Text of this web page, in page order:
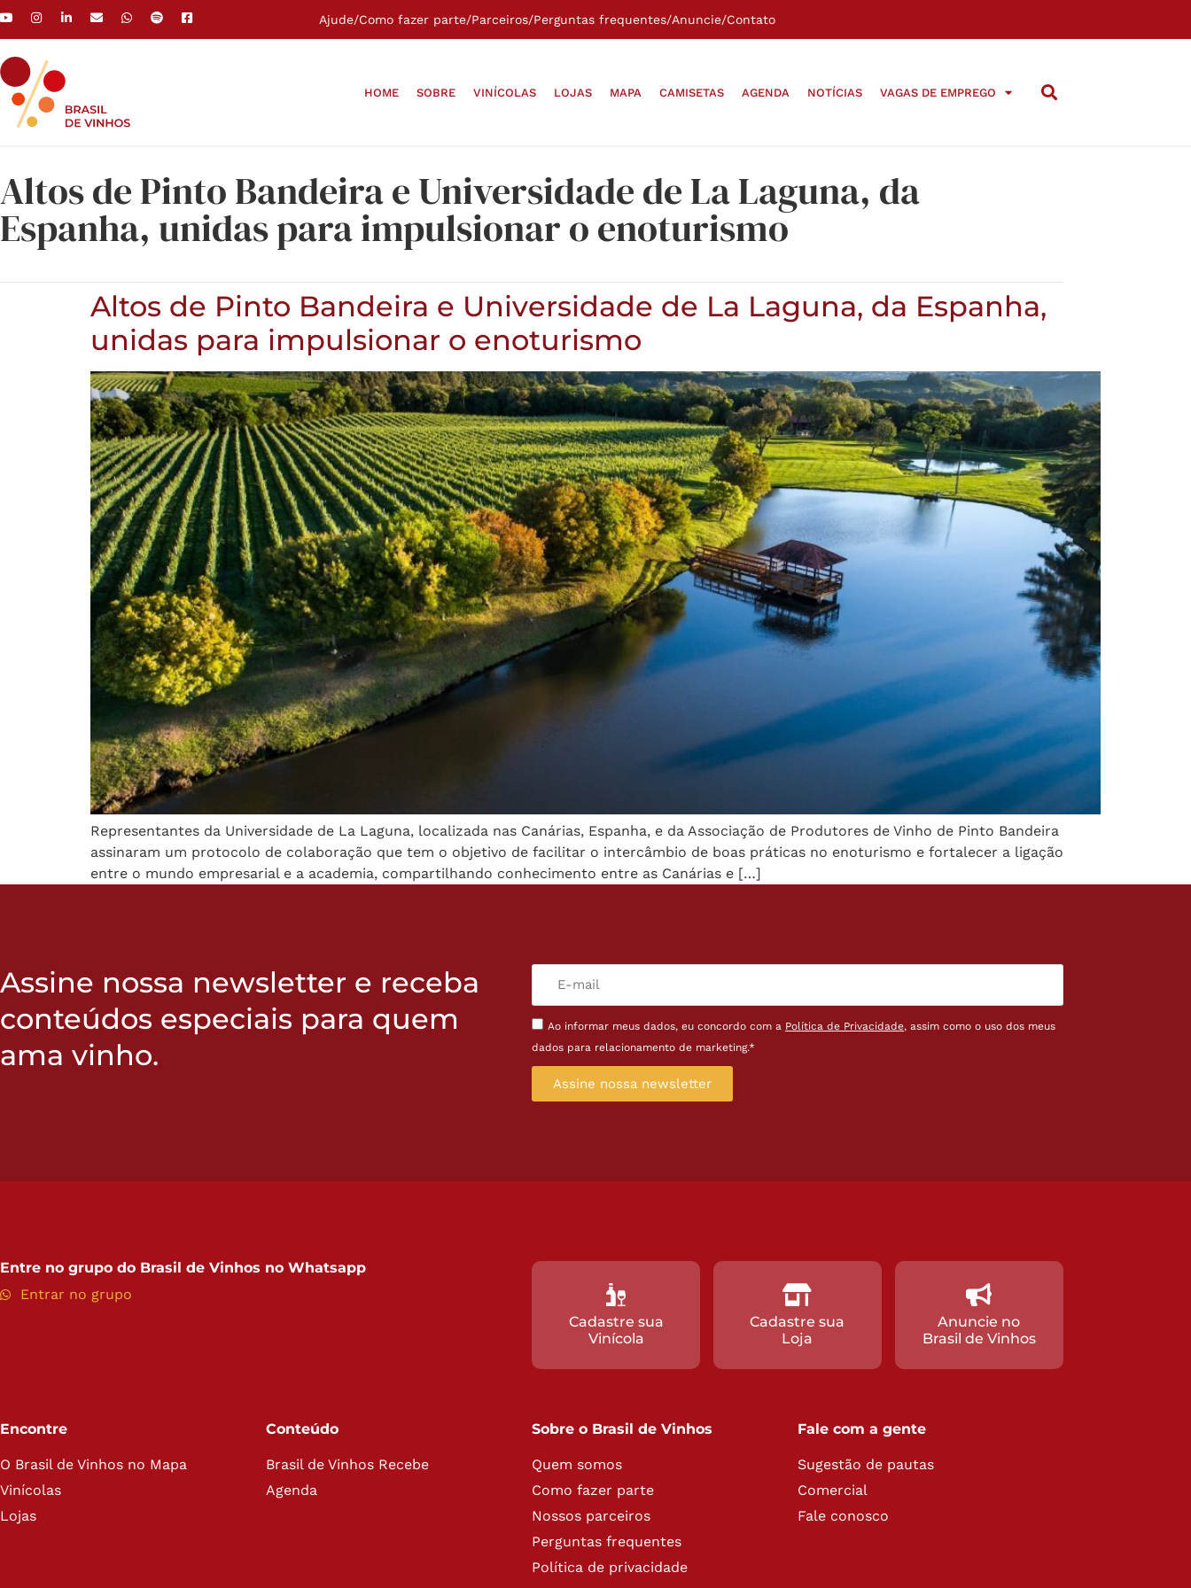
Ajude/Como fazer parte/Parceiros/Perguntas frequentes/Anuncie/Contato
HOME SOBRE VINÍCOLAS LOJAS MAPA CAMISETAS AGENDA NOTÍCIAS VAGAS DE EMPREGO
Altos de Pinto Bandeira e Universidade de La Laguna, da
Espanha, unidas para impulsionar o enoturismo
Altos de Pinto Bandeira e Universidade de La Laguna, da Espanha,
unidas para impulsionar o enoturismo
Representantes da Universidade de La Laguna, localizada nas Canárias, Espanha, e da Associação de Produtores de Vinho de Pinto Bandeira
assinaram um protocolo de colaboração que tem o objetivo de facilitar o intercâmbio de boas práticas no enoturismo e fortalecer a ligação
entre o mundo empresarial e a academia, compartilhando conhecimento entre as Canárias e […]
Assine nossa newsletter e receba
conteúdos especiais para quem
ama vinho.
Ao informar meus dados, eu concordo com a Política de Privacidade, assim como o uso dos meus
dados para relacionamento de marketing.*
Assine nossa newsletter
Entre no grupo do Brasil de Vinhos no Whatsapp
Entrar no grupo
Cadastre sua
Vinícola
Cadastre sua
Loja
Anuncie no
Brasil de Vinhos
Encontre
O Brasil de Vinhos no Mapa
Vinícolas
Lojas
Conteúdo
Brasil de Vinhos Recebe
Agenda
Sobre o Brasil de Vinhos
Quem somos
Como fazer parte
Nossos parceiros
Perguntas frequentes
Política de privacidade
Fale com a gente
Sugestão de pautas
Comercial
Fale conosco